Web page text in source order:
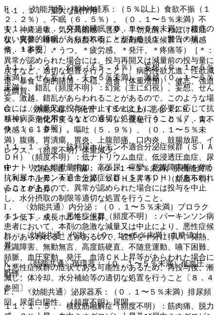
F． 〈効能共通〉精神神経系：（５％以上）食欲不振（１
２．２％）、不眠（６．５％）、（０．１〜５％未満）不
安、神経過敏、気分高揚感、悪夢、早朝覚醒、ねぼけ様症
状、異夢、徘徊、（頻度不明）＊薬剤離脱症候群（＊無感
情、＊不安、＊うつ、＊疲労感、＊発汗、＊疼痛等）［＊：
異常が認められた場合には、投与再開又は減量前の投与量に
戻すなど、適切な処置を行うこと］、病的性欲亢進、性欲減
退、暴食、病的賭博、不穏、過食（体重増加）、健忘、強迫
性購買。
G． 〈効能共通〉消化管：（５％以上）悪心（２９．
９％）、消化不良（１１．９％）、便秘（９．０％）、胃不
快感（６．９％）、嘔吐（５．９％）、（０．１〜５％未
満）腹痛、胃潰瘍、胃炎、上腹部痛、口内炎、鼓腸放屁、イ
レウス、（頻度不明）体重減少。
H． 〈効能共通〉肝臓：（０．１〜５％未満）肝機能異常
（ＡＳＴ上昇、ＡＬＴ上昇、ＬＤＨ上昇等）、（頻度不明）
γ−ＧＴＰ上昇。
I． 〈効能共通〉内分泌：（０．１〜５％未満）プロラク
チン低下、成長ホルモン上昇。
J． 〈効能共通〉代謝：（０．１〜５％未満）血糖値上
昇。
K． 〈効能共通〉循環器：（０．１〜５％未満）低血圧、
動悸。
L． 〈効能共通〉泌尿器系：（０．１〜５％未満）排尿頻
回、尿蛋白陽性、（頻度不明）尿閉。
１１．１． 重大な副作用
１１．１．１． 突発的睡眠（０．１〜５％未満）：前兆の
ない突発的睡眠があらわれることがある〔１．警告の項、
８．１参照〕。
１１．１．２． 幻覚（１５．４％）、妄想（０．１〜５％
未満）、せん妄（０．１〜５％未満）、激越（０．１〜５％
未満）、錯乱（頻度不明）：幻覚（主に幻視）、妄想、せん
妄、激越、錯乱があらわれることがあるので、このような場
合には、減量又は投与を中止するとともに、必要に応じて抗
精神病薬を使用するなどの適切な処置を行うこと〔７．１、
９．１．１参照〕。
１１．１．３． 抗利尿ホルモン不適合分泌症候群（ＳＩＡ
ＤＨ）（頻度不明）：低ナトリウム血症、低浸透圧血症、尿
中ナトリウム排泄量増加、高張尿、痙攣、意識障害等を伴う
抗利尿ホルモン不適合分泌症候群（ＳＩＡＤＨ）があらわれ
ることがあるので、異常が認められた場合には投与を中止
し、水分摂取の制限等適切な処置を行うこと。
１１．１．４． 悪性症候群（頻度不明）：パーキンソン病
患者において、本剤の急激な減量又は中止により、悪性症候
群があらわれることがあるので、観察を十分に行い、発熱、
意識障害、無動無言、高度筋硬直、不随意運動、嚥下困難、
頻脈、血圧変動、発汗、血清ＣＫ上昇等があらわれた場合に
は悪性症候群の症状である可能性があるため、再投与後、漸
減し、体冷却、水分補給等の適切な処置を行うこと〔８．４
参照〕。
１１．１．５． 横紋筋融解症（頻度不明）：筋肉痛、脱力